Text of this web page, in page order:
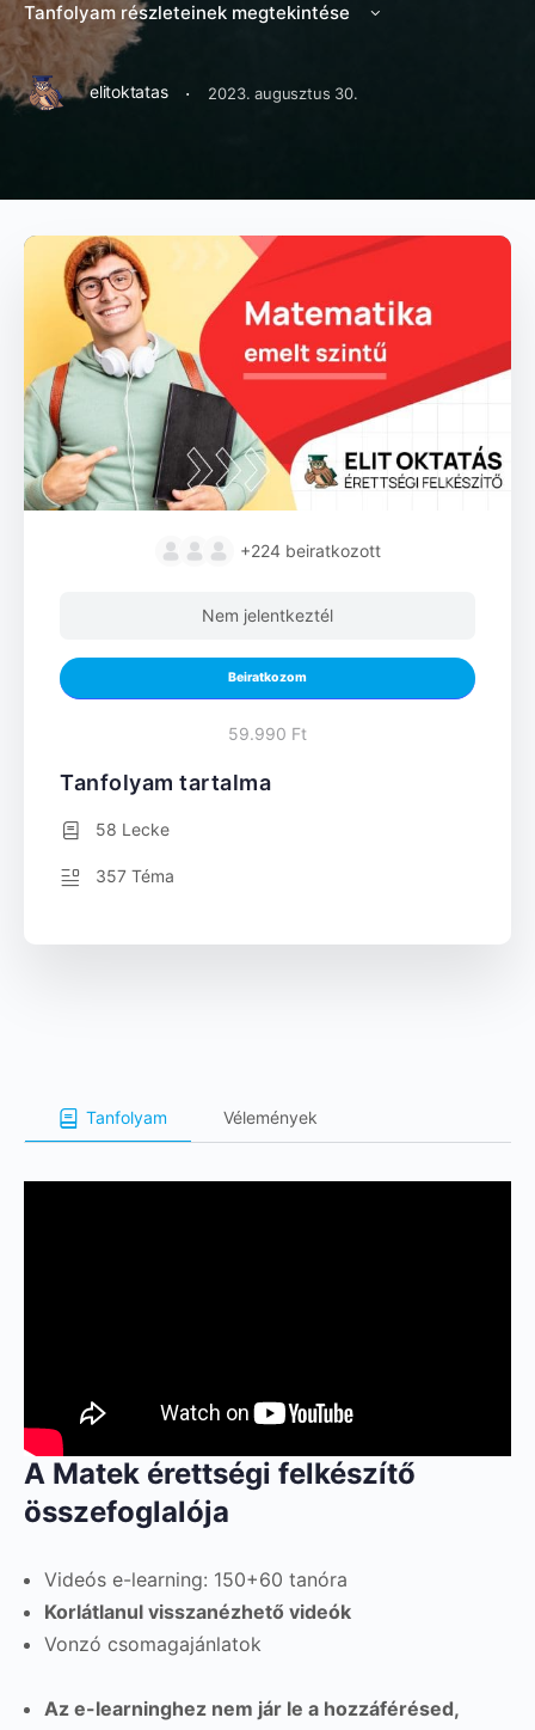
Tanfolyam részleteinek megtekintése
elitoktatas · 2023. augusztus 30.
Tanfolyam Vélemények
A Matek érettségi felkészítő
összefoglalója
Videós e-learning: 150+60 tanóra
Korlátlanul visszanézhető videók
Vonzó csomagajánlatok
Az e-learninghez nem jár le a hozzáférésed,
+224 beiratkozott
Nem jelentkeztél
Beiratkozom
59.990 Ft
Tanfolyam tartalma
58 Lecke
357 Téma